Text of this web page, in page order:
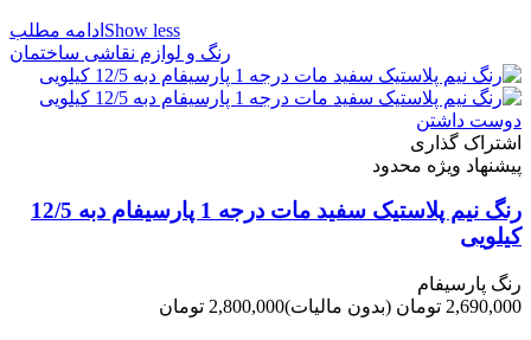
ادامه مطلب Show less
رنگ و لوازم نقاشی ساختمان
دوست داشتن
اشتراک گذاری
پیشنهاد ویژه محدود
رنگ نیم پلاستیک سفید مات درجه 1 پارسیفام دبه 12/5
کیلویی
رنگ پارسیفام
2,690,000 تومان
(بدون مالیات)2,800,000 تومان